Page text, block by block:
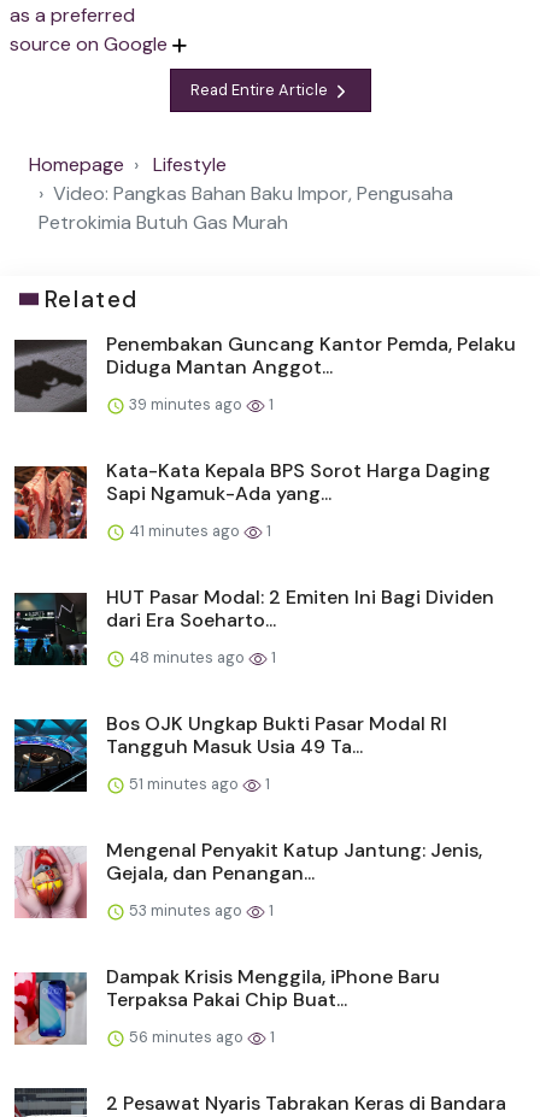
as a preferred
source on Google
Read Entire Article
Homepage
Lifestyle
Video: Pangkas Bahan Baku Impor, Pengusaha
Petrokimia Butuh Gas Murah
Related
Penembakan Guncang Kantor Pemda, Pelaku
Diduga Mantan Anggot...
39 minutes ago 1
Kata-Kata Kepala BPS Sorot Harga Daging
Sapi Ngamuk-Ada yang...
41 minutes ago 1
HUT Pasar Modal: 2 Emiten Ini Bagi Dividen
dari Era Soeharto...
48 minutes ago 1
Bos OJK Ungkap Bukti Pasar Modal RI
Tangguh Masuk Usia 49 Ta...
51 minutes ago 1
Mengenal Penyakit Katup Jantung: Jenis,
Gejala, dan Penangan...
53 minutes ago 1
Dampak Krisis Menggila, iPhone Baru
Terpaksa Pakai Chip Buat...
56 minutes ago 1
2 Pesawat Nyaris Tabrakan Keras di Bandara